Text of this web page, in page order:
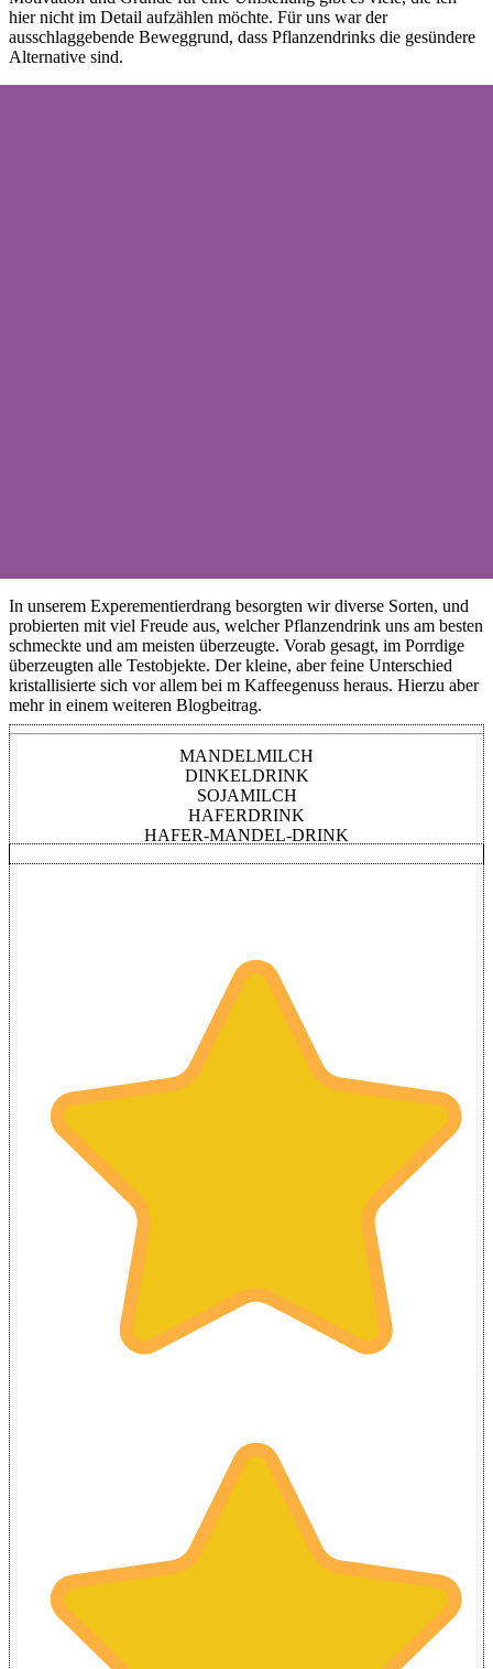
hier nicht im Detail aufzählen möchte. Für uns war der
ausschlaggebende Beweggrund, dass Pflanzendrinks die gesündere
Alternative sind.
In unserem Experementierdrang besorgten wir diverse Sorten, und
probierten mit viel Freude aus, welcher Pflanzendrink uns am besten
schmeckte und am meisten überzeugte. Vorab gesagt, im Porrdige
überzeugten alle Testobjekte. Der kleine, aber feine Unterschied
kristallisierte sich vor allem bei m Kaffeegenuss heraus. Hierzu aber
mehr in einem weiteren Blogbeitrag.
MANDELMILCH
DINKELDRINK
SOJAMILCH
HAFERDRINK
HAFER-MANDEL-DRINK